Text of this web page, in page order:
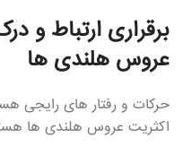
برقراری ارتباط و
عروس هلندی ها
حرکات و رفتار های رایجی
اکثریت عروس هلندی ها